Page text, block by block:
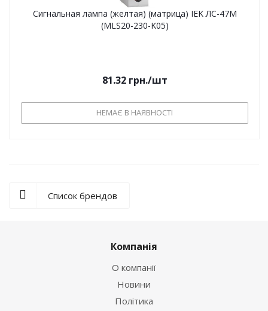
Сигнальная лампа (желтая) (матрица) IEK ЛС-47М
(MLS20-230-K05)
81.32грн./шт
НЕМАЄ В НАЯВНОСТІ
Список брендов
Компанія
О компанії
Новини
Політика